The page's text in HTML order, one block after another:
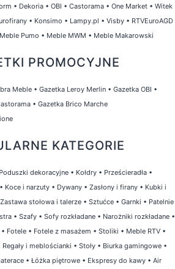
• Dekoria • OBI • Castorama • One Market • Witek
• Konsimo • Lampy.pl • Visby • RTVEuroAGD
Meble Pumo • Meble MWM • Meble Makarowski
PROMOCYJNE
Meble • Gazetka Leroy Merlin • Gazetka OBI •
• Gazetka Brico Marche
KATEGORIE
Poduszki dekoracyjne • Kołdry • Prześcieradła •
• Koce i narzuty • Dywany • Zasłony i firany • Kubki i
Zastawa stołowa i talerze • Sztućce • Garnki • Patelnie
• Szafy • Sofy rozkładane • Narożniki rozkładane •
• Fotele • Fotele z masażem • Stoliki • Meble RTV •
Regały i meblościanki • Stoły • Biurka gamingowe •
• Łóżka piętrowe • Ekspresy do kawy • Air